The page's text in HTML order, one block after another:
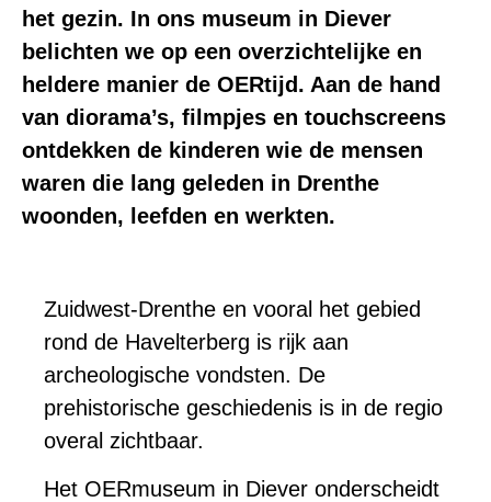
het gezin. In ons museum in Diever
belichten we op een overzichtelijke en
heldere manier de OERtijd. Aan de hand
van diorama’s, filmpjes en touchscreens
ontdekken de kinderen wie de mensen
waren die lang geleden in Drenthe
woonden, leefden en werkten.
Zuidwest-Drenthe en vooral het gebied
rond de Havelterberg is rijk aan
archeologische vondsten. De
prehistorische geschiedenis is in de regio
overal zichtbaar.
Het OERmuseum in Diever onderscheidt